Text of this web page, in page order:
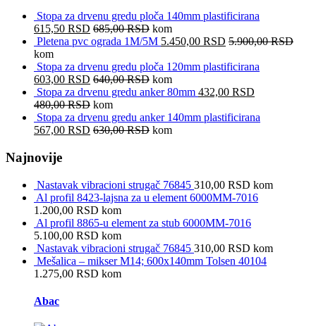
Stopa za drvenu gredu ploča 140mm plastificirana
615,50 RSD 685,00RSD kom
Pletena pvc ograda 1M/5M 5.450,00 RSD 5.900,00RSD
kom
Stopa za drvenu gredu ploča 120mm plastificirana
603,00 RSD 640,00RSD kom
Stopa za drvenu gredu anker 80mm 432,00 RSD
480,00RSD kom
Stopa za drvenu gredu anker 140mm plastificirana
567,00 RSD 630,00RSD kom
Najnovije
Nastavak vibracioni strugač 76845 310,00 RSD kom
Al profil 8423-lajsna za u element 6000MM-7016
1.200,00 RSD kom
Al profil 8865-u element za stub 6000MM-7016
5.100,00 RSD kom
Nastavak vibracioni strugač 76845 310,00 RSD kom
Mešalica – mikser M14; 600x140mm Tolsen 40104
1.275,00 RSD kom
Brands Carousel
Abac